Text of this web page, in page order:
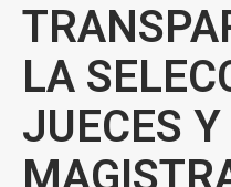
LA
JUECES Y